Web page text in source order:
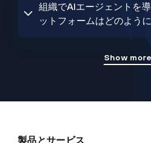
組織でAIエージェントを
ットフォームはどのよう
Show
製品とサービス